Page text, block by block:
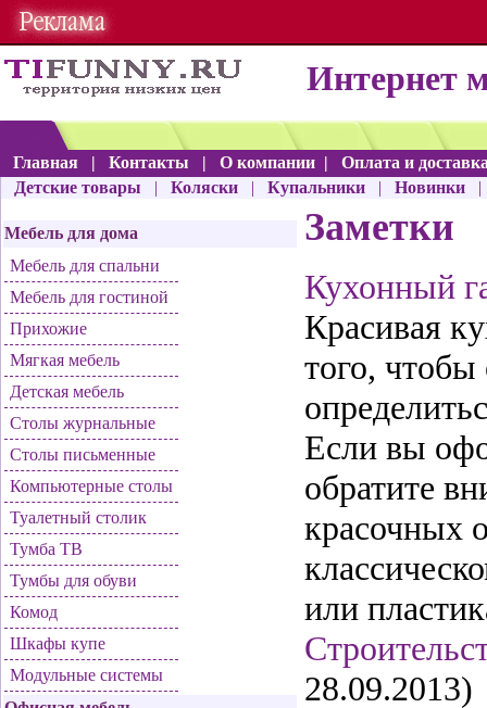
Интернет
Главная | Контакты | О компании |
Оплата и
Детские товары
| Коляски | Купальники | Новинки
Мебель для дома
Мебель для спальни
Мебель для гостиной
Прихожие
Мягкая мебель
Детская мебель
Столы журнальные
Столы письменные
Компьютерные столы
Туалетный столик
Тумба ТВ
Тумбы для обуви
Комод
Шкафы купе
Модульные системы
Заметки
Кухонный
Красивая
того, чтобы
Если вы
обратите
красочных
или
28.09.2013)